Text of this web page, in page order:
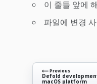
이 줄들 앞에
파일에 변경
⟵ Previous
Defold
macOS platform